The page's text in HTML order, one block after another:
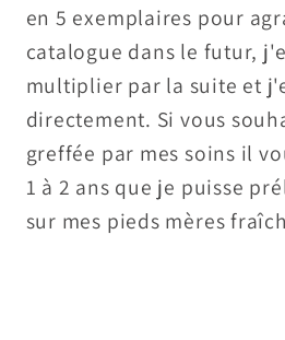
en 5 exemplaires pour
catalogue dans le futur,
multiplier par la suite et
directement. Si vous
greffée par mes soins il
1 à 2 ans que je puisse
sur mes pieds mères